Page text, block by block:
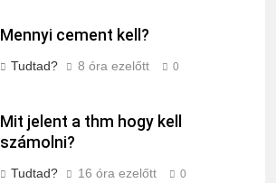
Mennyi cement kell?
Tudtad? 8 óra ezelőtt 0
Mit jelent a thm hogy kell
számolni?
Tudtad? 16 óra ezelőtt 0